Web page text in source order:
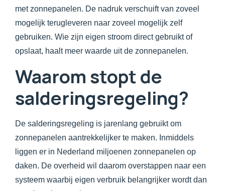
met zonnepanelen. De nadruk verschuift van zoveel
mogelijk terugleveren naar zoveel mogelijk zelf
gebruiken. Wie zijn eigen stroom direct gebruikt of
opslaat, haalt meer waarde uit de zonnepanelen.
Waarom stopt de
salderingsregeling?
De salderingsregeling is jarenlang gebruikt om
zonnepanelen aantrekkelijker te maken. Inmiddels
liggen er in Nederland miljoenen zonnepanelen op
daken. De overheid wil daarom overstappen naar een
systeem waarbij eigen verbruik belangrijker wordt dan